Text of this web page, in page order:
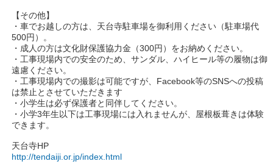
【その他】
・車でお越しの方は、天台寺駐車場を御利用ください（駐車場代
500円）。
・成人の方は文化財保護協力金（300円）をお納めください。
・工事現場内での安全のため、サンダル、ハイヒール等の履物は御
遠慮ください。
・工事現場内での撮影は可能ですが、Facebook等のSNSへの投稿
は禁止とさせていただきます
・小学生は必ず保護者と同伴してください。
・小学3年生以下は工事現場には入れませんが、屋根板葺きは体験
できます。
天台寺HP
http://tendaiji.or.jp/index.html